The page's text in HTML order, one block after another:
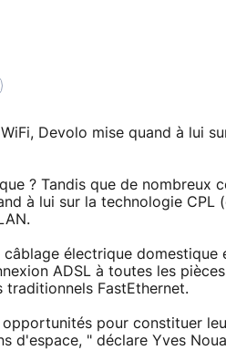
Devolo mise quand à lui
? Tandis que de nombreux
à lui sur la technologie CPL
électrique domestique
ADSL à toutes les
traditionnels FastEthernet.
pour constituer
d'espace, " déclare Yves